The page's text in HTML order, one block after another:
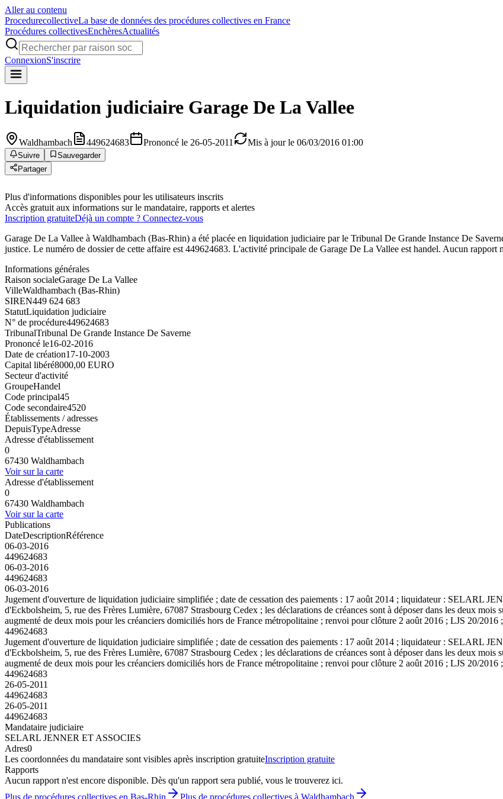
Aller au contenu
ProcedurecollectiveLa base de données des procédures collectives en France
Procédures collectivesEnchèresActualités
ConnexionS'inscrire
Liquidation judiciaire Garage De La Vallee
Waldhambach 449624683 Prononcé le 26-05-2011 Mis à jour le 06/03/2016 01:00
Suivre
Sauvegarder
Partager
Plus d'informations disponibles pour les utilisateurs inscrits
Accès gratuit aux informations sur le mandataire, rapports et alertes
Inscription gratuiteDéjà un compte ? Connectez-vous
Garage De La Vallee à Waldhambach (Bas-Rhin) a été placée en liquidation judiciaire par le Tribunal De Grande Instance De
justice. Le numéro de dossier de cette affaire est 449624683. L'activité principale de Garage De La Vallee est handel. Aucun rapport
Informations générales
Raison socialeGarage De La Vallee
VilleWaldhambach (Bas-Rhin)
SIREN449 624 683
StatutLiquidation judiciaire
N° de procédure449624683
TribunalTribunal De Grande Instance De Saverne
Prononcé le16-02-2016
Date de création17-10-2003
Capital libéré8000,00 EURO
Secteur d'activité
GroupeHandel
Code principal45
Code secondaire4520
Établissements / adresses
DepuisTypeAdresse
Adresse d'établissement
0
67430 Waldhambach
Voir sur la carte
Adresse d'établissement
0
67430 Waldhambach
Voir sur la carte
Publications
DateDescriptionRéférence
06-03-2016
449624683
06-03-2016
449624683
06-03-2016
Jugement d'ouverture de liquidation judiciaire simplifiée ; date de cessation des paiements : 17 août 2014 ; liquidateur : SELARL
d'Eckbolsheim, 5, rue des Frères Lumière, 67087 Strasbourg Cedex ; les déclarations de créances sont à déposer dans les deux
augmenté de deux mois pour les créanciers domiciliés hors de France métropolitaine ; renvoi pour clôture 2 août 2016 ; LJS 20/2016
449624683
Jugement d'ouverture de liquidation judiciaire simplifiée ; date de cessation des paiements : 17 août 2014 ; liquidateur : SELARL
d'Eckbolsheim, 5, rue des Frères Lumière, 67087 Strasbourg Cedex ; les déclarations de créances sont à déposer dans les deux
augmenté de deux mois pour les créanciers domiciliés hors de France métropolitaine ; renvoi pour clôture 2 août 2016 ; LJS 20/2016
449624683
26-05-2011
449624683
26-05-2011
449624683
Mandataire judiciaire
SELARL JENNER ET ASSOCIES
Adres0
Les coordonnées du mandataire sont visibles après inscription gratuiteInscription gratuite
Rapports
Aucun rapport n'est encore disponible. Dès qu'un rapport sera publié, vous le trouverez ici.
Plus de procédures collectives en Bas-Rhin
Plus de procédures collectives à Waldhambach